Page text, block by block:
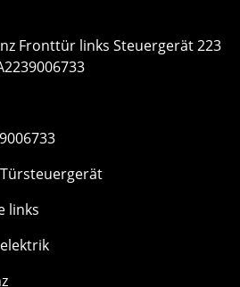
Fronttür links Steuergerät 223
links